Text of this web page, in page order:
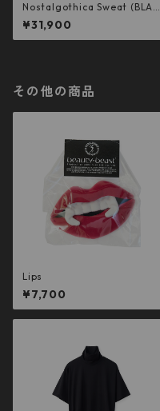
Nostalgothica Sweat (BLAC
K)
¥31,900
その他の商品
Lips
¥7,700